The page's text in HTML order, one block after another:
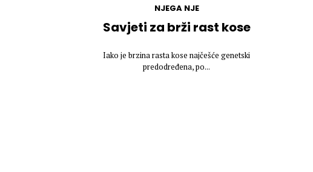
NJEGA NJE
Savjeti za brži rast kose
Iako je brzina rasta kose najčešće genetski
predodređena, po...